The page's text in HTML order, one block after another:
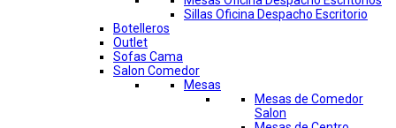
Sillas Oficina Despacho Escritorio
Botelleros
Outlet
Sofas Cama
Salon Comedor
Mesas
Mesas de Comedor
Salon